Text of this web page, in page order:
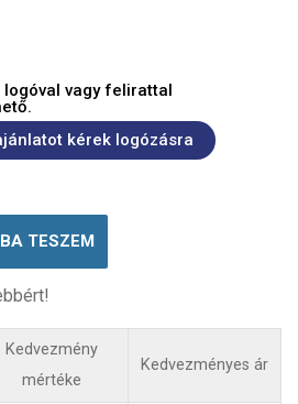
logóval vagy felirattal
kérek logózásra
TESZEM
Kedvezmény
mértéke
Kedvezményes ár